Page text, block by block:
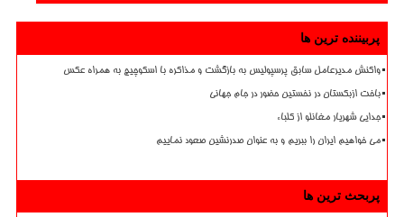
پربیننده ترین ها
واکنش مدیرعامل سابق پرسپولیس به بازگشت و مذاکره با اسکوچیچ به همراه عکس
باخت ازبکستان در نخستین حضور در جام جهانی
جدایی شهریار مغانلو از کلباء
می خواهیم ایران را ببریم و به عنوان صدرنشین صعود نماییم
پربحث ترین ها